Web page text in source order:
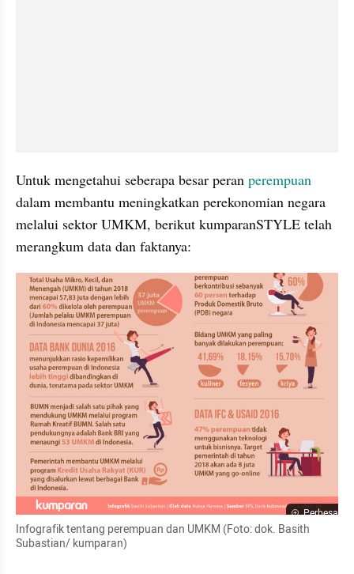
Untuk mengetahui seberapa besar peran perempuan
dalam membantu meningkatkan perekonomian negara
melalui sektor UMKM, berikut kumparanSTYLE telah
merangkum data dan faktanya:
Perbesar
Infografik tentang perempuan dan UMKM (Foto: dok. Basith
Subastian/ kumparan)